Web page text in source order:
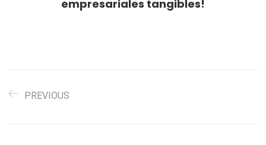
empresariales tangibles!
PREVIOUS